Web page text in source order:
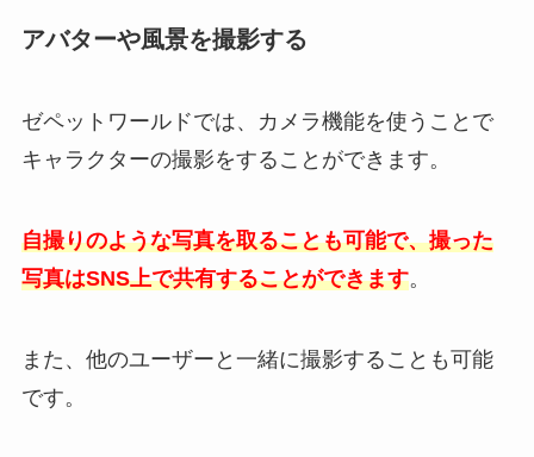
アバターや風景を撮影する
ゼペットワールドでは、カメラ機能を使うことで
キャラクターの撮影をすることができます。
自撮りのような写真を取ることも可能で、撮った
写真はSNS上で共有することができます。
また、他のユーザーと一緒に撮影することも可能
です。